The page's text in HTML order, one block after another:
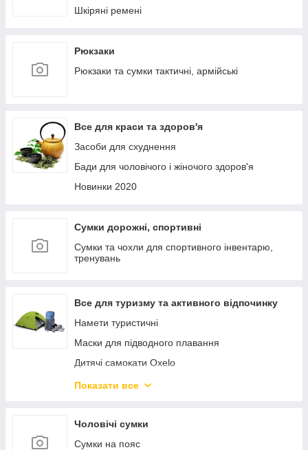
Шкіряні ремені
Рюкзаки
Рюкзаки та сумки тактичні, армійські
Все для краси та здоров'я
Засоби для схуднення
Бади для чоловічого і жіночого здоров'я
Новинки 2020
Сумки дорожні, спортивні
Сумки та чохли для спортивного інвентарю,
тренувань
Все для туризму та активного відпочинку
Намети туристичні
Маски для підводного плавання
Дитячі самокати Oxelo
Самокати міські Oxelo для дорослих
Показати все
Чоловічі сумки
Сумки на пояс